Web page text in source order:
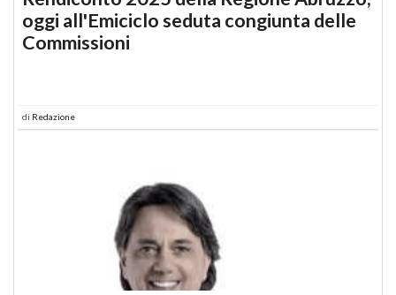
oggi all'Emiciclo seduta congiunta delle
Commissioni
di Redazione